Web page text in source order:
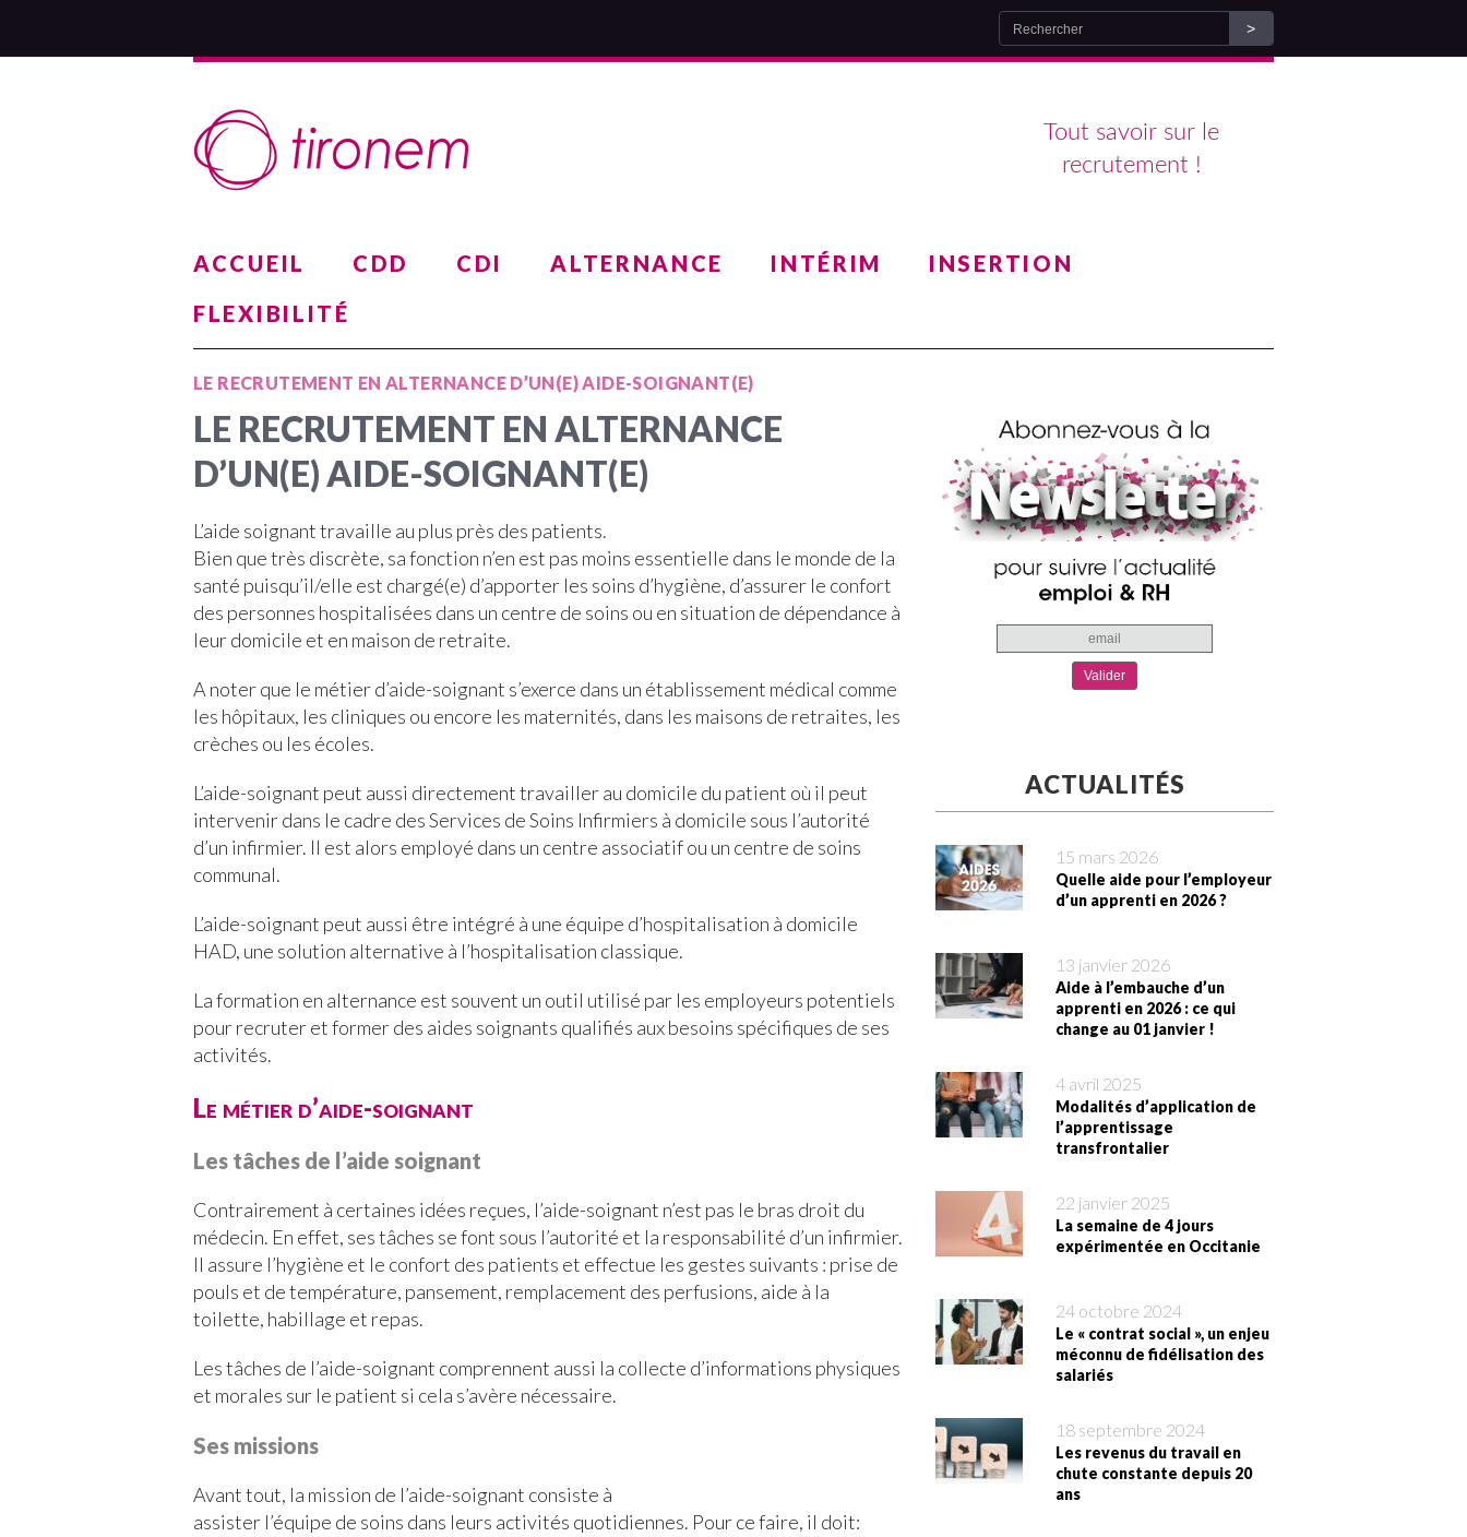
Tout savoir sur le
recrutement !
ACCUEIL CDD CDI ALTERNANCE INTÉRIM
INSERTION
FLEXIBILITÉ
LE RECRUTEMENT EN ALTERNANCE D’UN(E) AIDE-SOIGNANT(E)
LE RECRUTEMENT EN ALTERNANCE
D’UN(E) AIDE-SOIGNANT(E)
L’aide soignant travaille au plus près des patients.
Bien que très discrète, sa fonction n’en est pas moins essentielle dans le monde de la
santé puisqu’il/elle est chargé(e) d’apporter les soins d’hygiène, d’assurer le confort
des personnes hospitalisées dans un centre de soins ou en situation de dépendance à
leur domicile et en maison de retraite.
A noter que le métier d’aide-soignant s’exerce dans un établissement médical comme
les hôpitaux, les cliniques ou encore les maternités, dans les maisons de retraites, les
crèches ou les écoles.
L’aide-soignant peut aussi directement travailler au domicile du patient où il peut
intervenir dans le cadre des Services de Soins Infirmiers à domicile sous l’autorité
d’un infirmier. Il est alors employé dans un centre associatif ou un centre de soins
communal.
L’aide-soignant peut aussi être intégré à une équipe d’hospitalisation à domicile
HAD, une solution alternative à l’hospitalisation classique.
La formation en alternance est souvent un outil utilisé par les employeurs potentiels
pour recruter et former des aides soignants qualifiés aux besoins spécifiques de ses
activités.
Le métier d’aide-soignant
Les tâches de l’aide soignant
Contrairement à certaines idées reçues, l’aide-soignant n’est pas le bras droit du
médecin. En effet, ses tâches se font sous l’autorité et la responsabilité d’un infirmier.
Il assure l’hygiène et le confort des patients et effectue les gestes suivants : prise de
pouls et de température, pansement, remplacement des perfusions, aide à la
toilette, habillage et repas.
Les tâches de l’aide-soignant comprennent aussi la collecte d’informations physiques
et morales sur le patient si cela s’avère nécessaire.
Ses missions
Avant tout, la mission de l’aide-soignant consiste à
assister l’équipe de soins dans leurs activités quotidiennes. Pour ce faire, il doit:
ACTUALITÉS
15 mars 2026
Quelle aide pour l’employeur
d’un apprenti en 2026 ?
13 janvier 2026
Aide à l’embauche d’un
apprenti en 2026 : ce qui
change au 01 janvier !
4 avril 2025
Modalités d’application de
l’apprentissage
transfrontalier
22 janvier 2025
La semaine de 4 jours
expérimentée en Occitanie
24 octobre 2024
Le « contrat social », un enjeu
méconnu de fidélisation des
salariés
18 septembre 2024
Les revenus du travail en
chute constante depuis 20
ans